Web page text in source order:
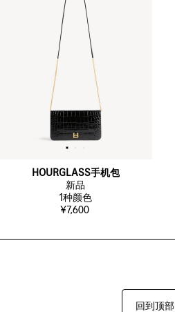
HOURGLASS手机包
新品
1种颜色
¥7,600
回到顶部